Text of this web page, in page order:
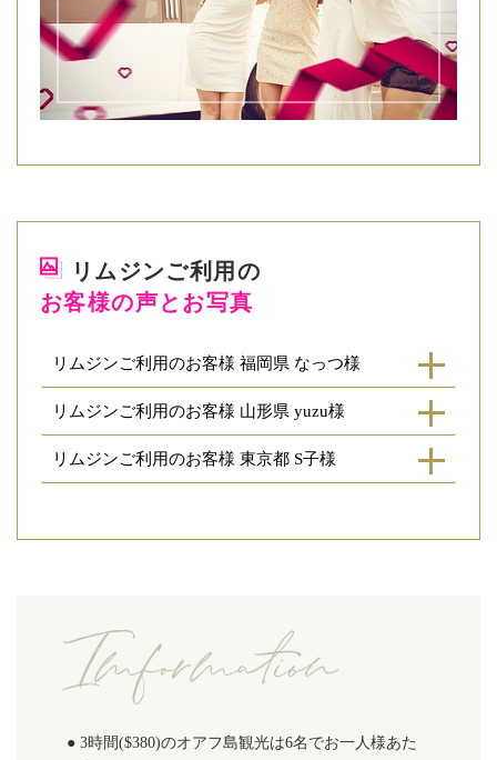
リムジンご利用の
お客様の声とお写真
リムジンご利用のお客様 福岡県 なっつ様
リムジンご利用のお客様 山形県 yuzu様
リムジンご利用のお客様 東京都 S子様
● 3時間($380)のオアフ島観光は6名でお一人様あた